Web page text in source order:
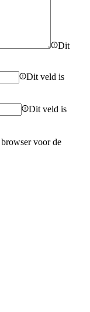
Dit
Dit veld is
Dit veld is
voor de